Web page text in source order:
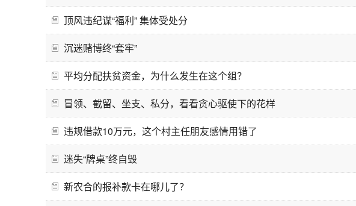
顶风违纪谋“福利” 集体受处分
沉迷赌博终“套牢”
平均分配扶贫资金，为什么发生在这个组？
冒领、截留、坐支、私分，看看贪心驱使下的花样
违规借款10万元，这个村主任朋友感情用错了
迷失“牌桌”终自毁
新农合的报补款卡在哪儿了？